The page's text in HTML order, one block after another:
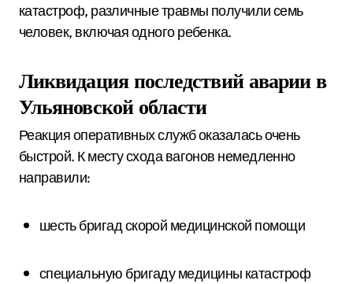
катастроф, различные травмы получили семь
человек, включая одного ребенка.
Ликвидация последствий аварии в
Ульяновской области
Реакция оперативных служб оказалась очень
быстрой. К месту схода вагонов немедленно
направили:
шесть бригад скорой медицинской помощи
специальную бригаду медицины катастроф